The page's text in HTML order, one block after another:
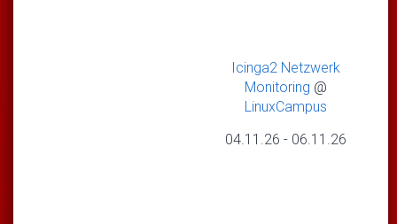
Icinga2 Netzwerk
Monitoring @
LinuxCampus
04.11.26 - 06.11.26